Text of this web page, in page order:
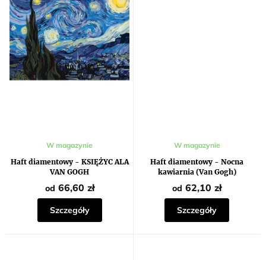
Haft diamentowy - KSIĘŻYC ALA
VAN GOGH
W magazynie
od 66,60 zł
Szczegóły
Haft diamentowy - Nocna
kawiarnia (Van Gogh)
Średnia
ocena
produktu
wynosi
5,0
na
5
gwiazdek.
W magazynie
od 62,10 zł
Szczegóły